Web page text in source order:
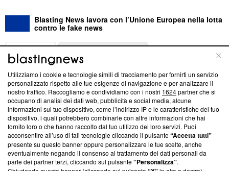
Blasting News lavora con l’Unione Europea nella lotta
contro le fake news
ABOUT
Questa sezione offre informazioni trasparenti su Blasting
News, sui nostri processi editoriali e su come ci impegniamo a
creare news di qualità. Inoltre, afferma la nostra aderenza a
‘Trust Project - News with Integrity’Blasting News non è
ancora membro del programma, ma ha richiesto di farne
parte; Trust Project non ha ancora effettuato una verifica di
conformità agli standard.
Su di noi
Utilizziamo i cookie e tecnologie simili di tracciamento per fornirti un servizio
personalizzato rispetto alle tue esigenze di navigazione e per analizzare il
nostro traffico. Raccogliamo e condividiamo con i nostri 1624partner che si
occupano di analisi dei dati web, pubblicità e social media, alcune
informazioni sul tuo dispositivo, come l’indirizzo IP e le caratteristiche del tuo
dispositivo, i quali potrebbero combinarle con altre informazioni che hai
fornito loro o che hanno raccolto dal tuo utilizzo dei loro servizi. Puoi
acconsentire all’uso di tali tecnologie cliccando il pulsante“Accetta tutti”
presente su questo banner oppure personalizzare le tue scelte, anche
eventualmente negando il consenso al trattamento dei dati personali da
parte dei partner terzi, cliccando sul pulsante“Personalizza”.